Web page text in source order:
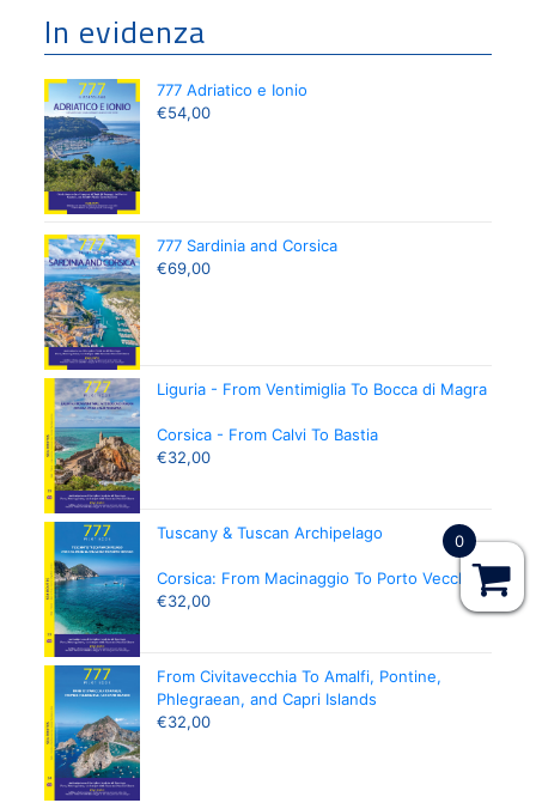
n
d
l
e
L
a
v
e
z
z
q
u
a
n
t
i
à
In evidenza
777 Adriatico e Ionio
€54,00
777 Sardinia and Corsica
€69,00
Liguria - From Ventimiglia To Bocca di Magra
Corsica - From Calvi To Bastia
€32,00
Tuscany & Tuscan Archipelago
Corsica: From Macinaggio To Porto Vecchio
€32,00
From Civitavecchia To Amalfi, Pontine,
Phlegraean, and Capri Islands
€32,00
0